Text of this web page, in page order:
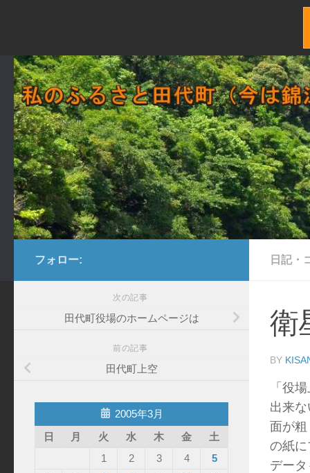
日記・
衛
BY
「役
出来
面が
の紙
デー
フォロー:
次の記事
田代町役場のホームページは
前の記事
田代町上空
2005年3月
日
月 火 水 木 金
土
1
2 3 4
5